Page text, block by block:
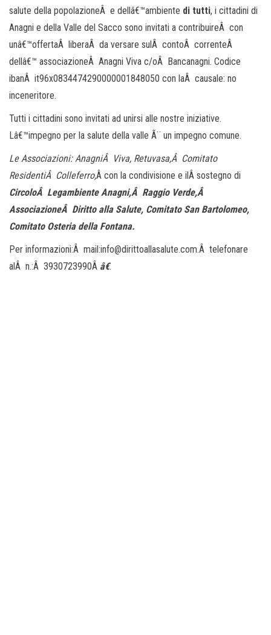
salute della popolazioneÂ e dellâ€™ambiente di tutti, i cittadini di
Anagni e della Valle del Sacco sono invitati a contribuireÂ con
unâ€™offertaÂ liberaÂ da versare sulÂ contoÂ correnteÂ
dellâ€™ associazioneÂ Anagni Viva c/oÂ Bancanagni. Codice
ibanÂ it96x0834474290000001848050 con laÂ causale: no
inceneritore.
Tutti i cittadini sono invitati ad unirsi alle nostre iniziative.
Lâ€™impegno per la salute della valle Ã¨ un impegno comune.
Le Associazioni: AnagniÂ Viva, Retuvasa,Â Comitato
ResidentiÂ Colleferro,Â con la condivisione e ilÂ sostegno di
CircoloÂ Legambiente Anagni,Â Raggio Verde,Â
AssociazioneÂ Diritto alla Salute, Comitato San Bartolomeo,
Comitato Osteria della Fontana.
Per informazioni:Â mail:info@dirittoallasalute.com.Â telefonare
alÂ n.:Â 3930723990Â â€.